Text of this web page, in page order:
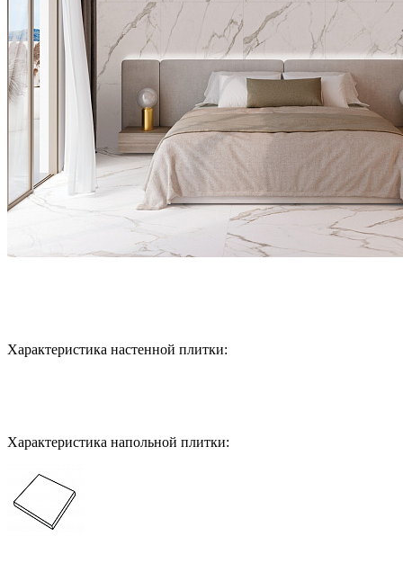
Характеристика настенной плитки:
Характеристика напольной плитки: